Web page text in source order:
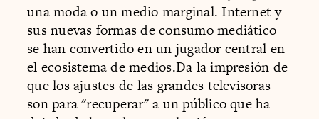
una moda o un medio marginal. Internet y
sus nuevas formas de consumo mediático
se han convertido en un jugador central en
el ecosistema de medios.Da la impresión de
que los ajustes de las grandes televisoras
son para "recuperar" a un público que ha